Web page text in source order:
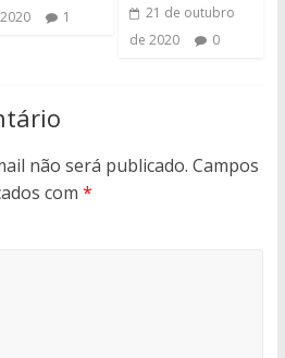
1
21 de outubro
de 2020
0
não será publicado. Campos
com *